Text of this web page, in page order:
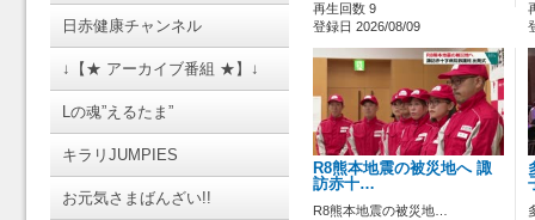
日赤健康チャンネル
↓【★ アーカイブ番組 ★】↓
Lの魂”えるたま”
キラリJUMPIES
お元気さまばんざい!!
再生回数 9
登録日 2026/08/09
R8熊本地震の被災地へ 諏
訪赤十…
R8熊本地震の被災地…